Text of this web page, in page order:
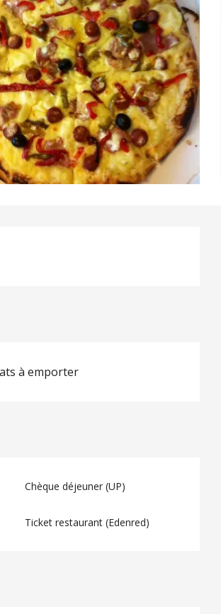
à emporter
Chèque déjeuner (UP)
Ticket restaurant (Edenred)